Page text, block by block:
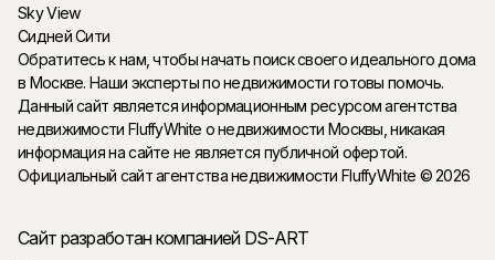
Sky View
Сидней Сити
Обратитесь к нам, чтобы начать поиск своего идеального дома
в Москве. Наши эксперты по недвижимости готовы помочь.
Данный сайт является информационным ресурсом агентства
недвижимости FluffyWhite о недвижимости Москвы, никакая
информация на сайте не является публичной офертой.
Официальный сайт агентства недвижимости FluffyWhite © 2026
Сайт разработан компанией DS-ART